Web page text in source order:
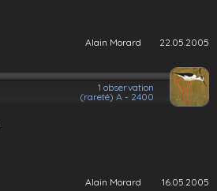
Alain Morard 22.05.2005
1 observation
(rareté) A - 2400
Alain Morard 16.05.2005